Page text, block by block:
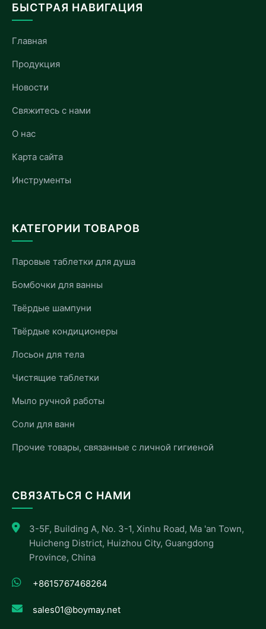
БЫСТРАЯ НАВИГАЦИЯ
Главная
Продукция
Новости
Свяжитесь с нами
О нас
Карта сайта
Инструменты
КАТЕГОРИИ ТОВАРОВ
Паровые таблетки для душа
Бомбочки для ванны
Твёрдые шампуни
Твёрдые кондиционеры
Лосьон для тела
Чистящие таблетки
Мыло ручной работы
Соли для ванн
Прочие товары, связанные с личной гигиеной
СВЯЗАТЬСЯ С НАМИ
3-5F, Building A, No. 3-1, Xinhu Road, Ma 'an Town,
Huicheng District, Huizhou City, Guangdong
Province, China
+8615767468264
sales01@boymay.net